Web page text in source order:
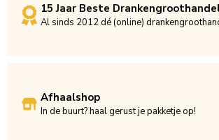
15 Jaar Beste
Al sinds 2012 dé (online)
Afhaalshop
In de buurt? haal gerust je pakketje op!